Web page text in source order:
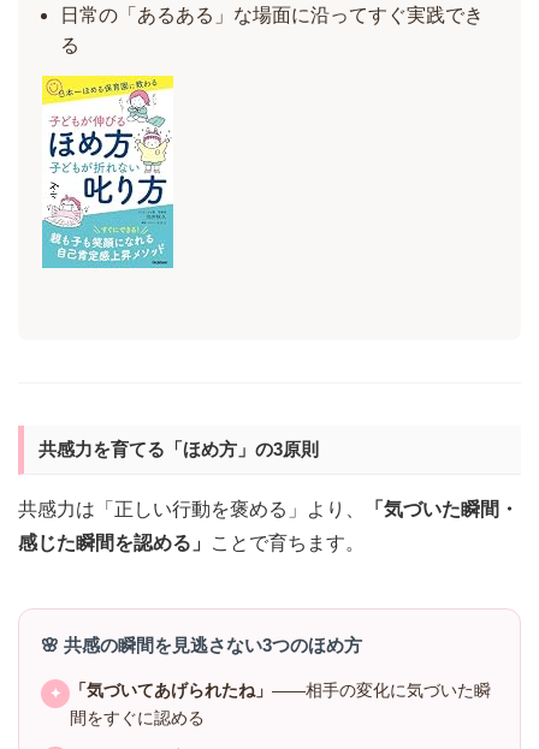
日常の「あるある」な場面に沿ってすぐ実践でき
る
共感力を育てる「ほめ方」の3原則
共感力は「正しい行動を褒める」より、
「気づいた瞬間・
感じた瞬間を認める」
ことで育ちます。
🌸 共感の瞬間を見逃さない3つのほめ方
✦ 「気づいてあげられたね」 ——相手の変化に気づいた瞬
間をすぐに認める